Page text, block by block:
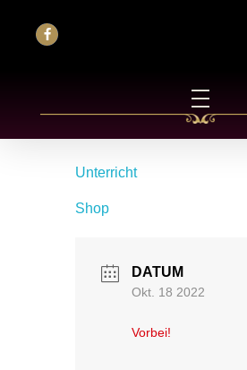
Unterricht
Shop
DATUM
Okt. 18 2022
Vorbei!